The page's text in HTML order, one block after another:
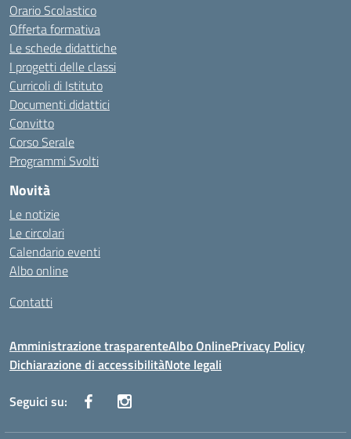
Orario Scolastico
Offerta formativa
Le schede didattiche
I progetti delle classi
Curricoli di Istituto
Documenti didattici
Convitto
Corso Serale
Programmi Svolti
Novità
Le notizie
Le circolari
Calendario eventi
Albo online
Contatti
Amministrazione trasparenteAlbo OnlinePrivacy Policy
Dichiarazione di accessibilitàNote legali
Seguici su: